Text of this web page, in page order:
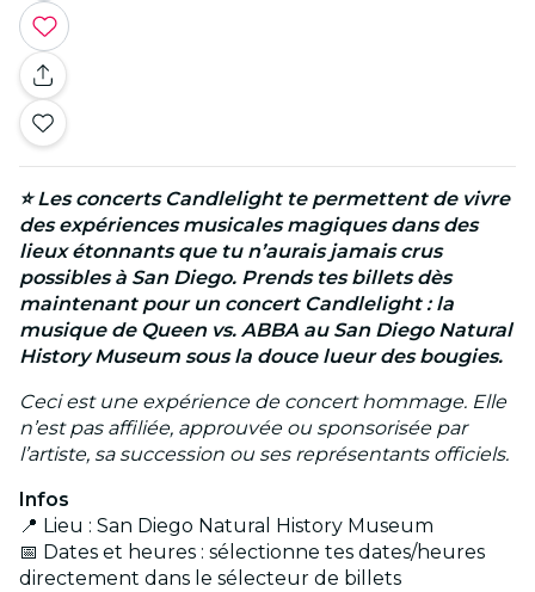
⭐ Les concerts Candlelightte permettent de vivre
des expériences musicales magiques dans des
lieux étonnants que tu n’aurais jamais crus
possibles à San Diego. Prends tes billets dès
maintenant pour un concert Candlelight : la
musique de Queen vs. ABBA au San Diego Natural
History Museum sous la douce lueur des bougies.
Ceci est une expérience de concert hommage. Elle
n’est pas affiliée, approuvée ou sponsorisée par
l’artiste, sa succession ou ses représentants officiels.
Infos
📍 Lieu : San Diego Natural History Museum
📅 Dates et heures : sélectionne tes dates/heures
directement dans le sélecteur de billets